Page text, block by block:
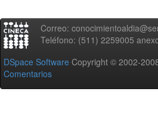
Correo:
Teléfono: (511) 2259005
DSpace Software Copyright © 2002-
Comentarios